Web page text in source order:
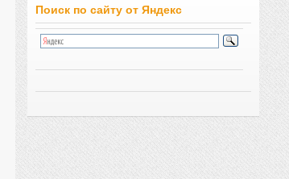
Поиск по сайту от Яндекс